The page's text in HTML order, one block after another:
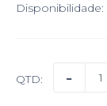
Disponibilidade:
QTD: